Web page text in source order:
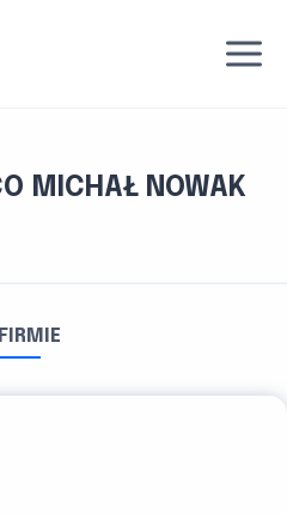
MICHAŁ NOWAK